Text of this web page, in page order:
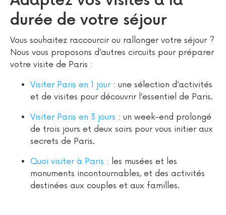
durée de votre séjour
Vous souhaitez raccourcir ou rallonger votre séjour ?
Nous vous proposons d’autres circuits pour préparer
votre visite de Paris :
Visiter Paris en 1 jour: une sélection d’activités
et de visites pour découvrir l’essentiel de Paris.
Visiter Paris en 3 jours : un week-end prolongé
de trois jours et deux soirs pour vous initier aux
secrets de Paris.
Quoi visiter à Paris : les musées et les
monuments incontournables, et des activités
destinées aux couples et aux familles.